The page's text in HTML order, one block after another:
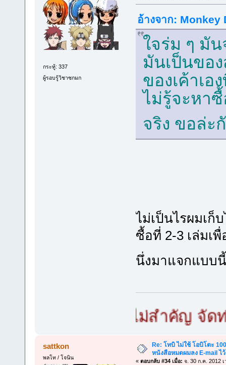
กระทู้: 337
ผู้รอบรู้วิชาซกมก
อ้างจาก: Monkey
ใจร่ม ๆ มั
มันเป็นของ
ของเค้าเอ
ไม่รู้จะหา
จริง ขอล่ะ
ไม่เป็นไรผมเก็
ซื้อที่ 2-3 เล่มเ
นึ่งมาแจกแบบ
ก เล็กใหญ่ไม่สำคัญ จัดท่ายา
sattkon
พลโท / โจนิน
Re: โทบิ ไม่ใช้ โอบิโตะ
หนังสือหมดผมลง E-mail
« ตอบกลับ #34 เมื่อ: จ. 30 ก.ค. 2012